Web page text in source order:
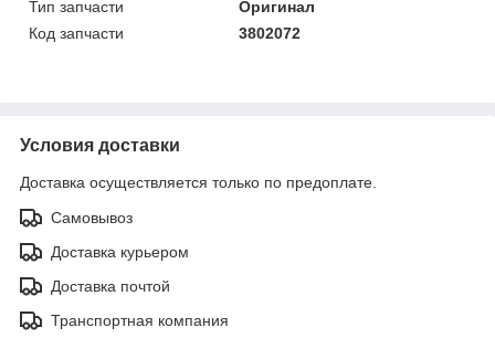
Тип запчасти
Оригинал
Код запчасти
3802072
Условия доставки
Доставка осуществляется только по предоплате.
Самовывоз
Доставка курьером
Доставка почтой
Транспортная компания